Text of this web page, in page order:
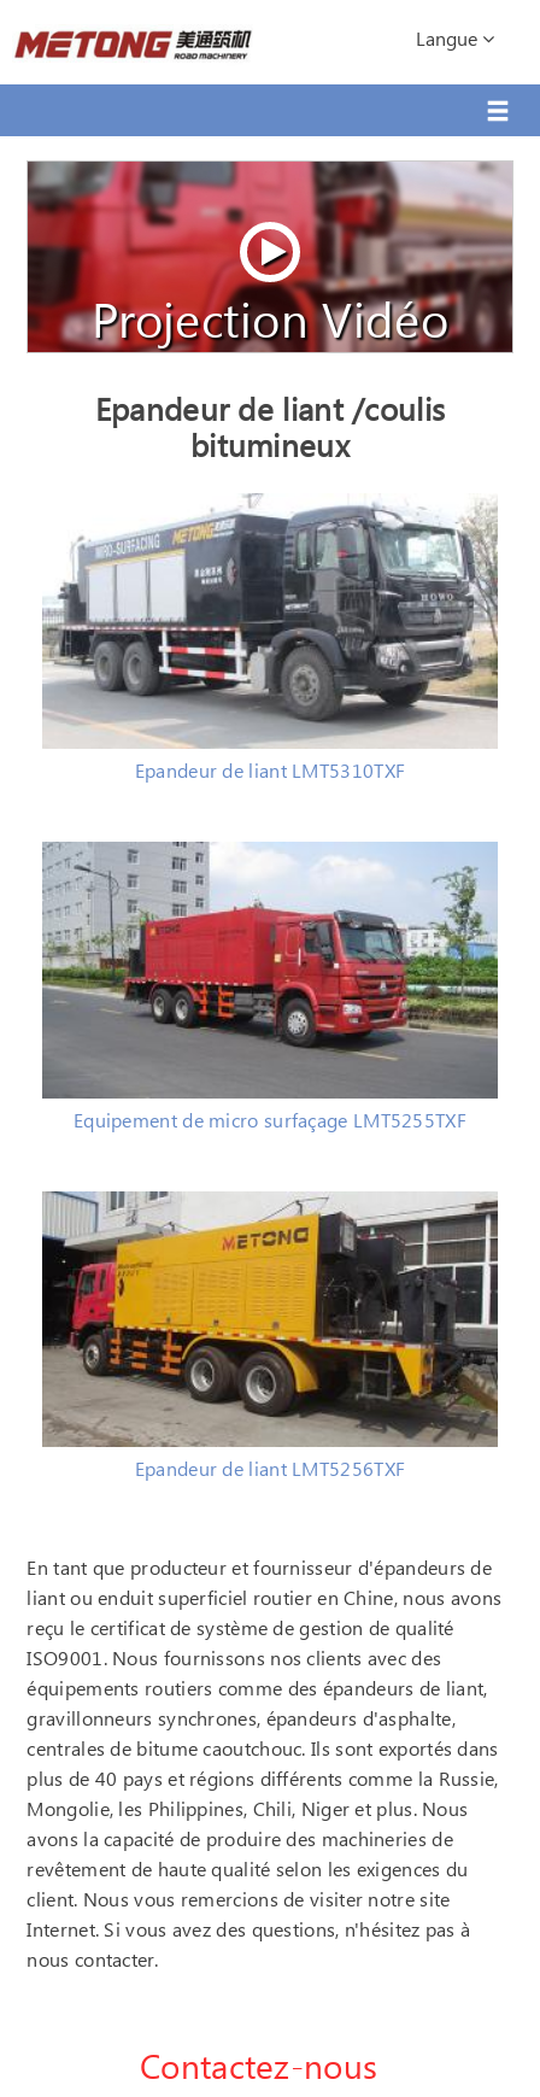
Langue
Projection Vidéo
Epandeur de liant /coulis
bitumineux
Epandeur de liant LMT5310TXF
Equipement de micro surfaçage LMT5255TXF
Epandeur de liant LMT5256TXF
En tant que producteur et fournisseur d'épandeurs de
liant ou enduit superficiel routier en Chine, nous avons
reçu le certificat de système de gestion de qualité
ISO9001. Nous fournissons nos clients avec des
équipements routiers comme des épandeurs de liant,
gravillonneurs synchrones, épandeurs d'asphalte,
centrales de bitume caoutchouc. Ils sont exportés dans
plus de 40 pays et régions différents comme la Russie,
Mongolie, les Philippines, Chili, Niger et plus. Nous
avons la capacité de produire des machineries de
revêtement de haute qualité selon les exigences du
client. Nous vous remercions de visiter notre site
Internet. Si vous avez des questions, n'hésitez pas à
nous contacter.
Contactez-nous